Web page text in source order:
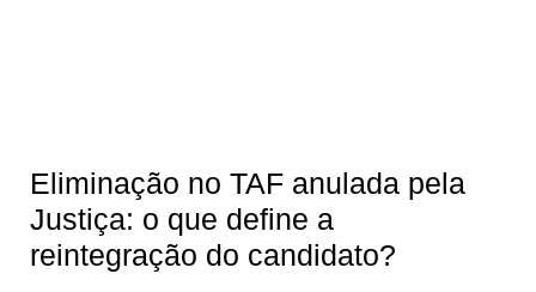
Eliminação no TAF anulada pela
Justiça: o que define a
reintegração do candidato?